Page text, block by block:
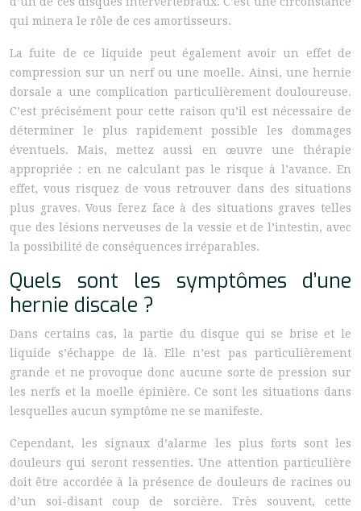
qui minera le rôle de ces amortisseurs.
La fuite de ce liquide peut également avoir un effet de
compression sur un nerf ou une moelle. Ainsi, une hernie
dorsale a une complication particulièrement douloureuse.
C’est précisément pour cette raison qu’il est nécessaire de
déterminer le plus rapidement possible les dommages
éventuels. Mais, mettez aussi en œuvre une thérapie
appropriée : en ne calculant pas le risque à l’avance. En
effet, vous risquez de vous retrouver dans des situations
plus graves. Vous ferez face à des situations graves telles
que des lésions nerveuses de la vessie et de l’intestin, avec
la possibilité de conséquences irréparables.
Quels sont les symptômes d’une
hernie discale ?
Dans certains cas, la partie du disque qui se brise et le
liquide s’échappe de là. Elle n’est pas particulièrement
grande et ne provoque donc aucune sorte de pression sur
les nerfs et la moelle épinière. Ce sont les situations dans
lesquelles aucun symptôme ne se manifeste.
Cependant, les signaux d’alarme les plus forts sont les
douleurs qui seront ressenties. Une attention particulière
doit être accordée à la présence de douleurs de racines ou
d’un soi-disant coup de sorcière. Très souvent, cette